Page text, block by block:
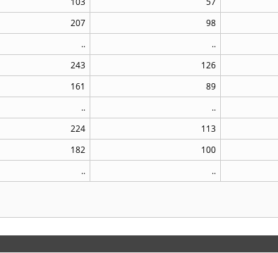
207 98
.. ..
243 126
161 89
.. ..
224 113
182 100
.. ..